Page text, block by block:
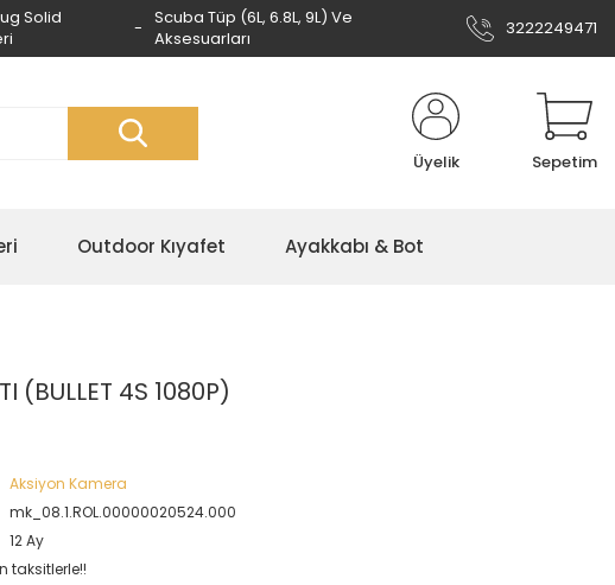
Solid
Scuba Tüp (6L, 6.8L, 9L) Ve
Aksesuarları
3222249471
Üyelik Sepetim
Outdoor Kıyafet Ayakkabı & Bot
(BULLET 4S 1080P)
Aksiyon Kamera
mk_08.1.ROL.00000020524.000
12 Ay
taksitlerle!!